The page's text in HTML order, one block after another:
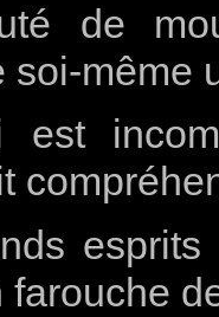
de
soi-même
esprits
farouche